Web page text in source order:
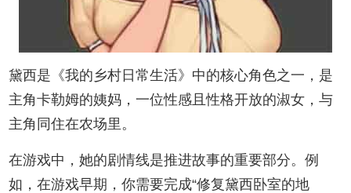
黛西是《我的乡村日常生活》中的核心角色之一，是
主角卡勒姆的姨妈，一位性感且性格开放的淑女，与
主角同住在农场里。
在游戏中，她的剧情线是推进故事的重要部分。例
如，在游戏早期，你需要完成“修复黛西卧室的地